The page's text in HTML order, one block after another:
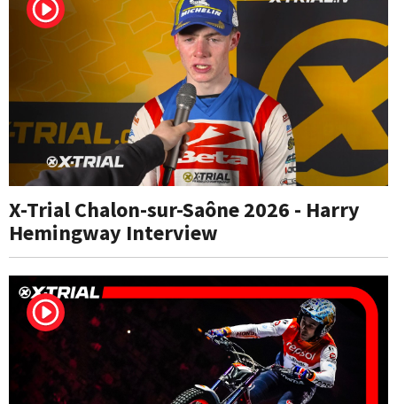
X-Trial Chalon-sur-Saône 2026 - Harry
Hemingway Interview